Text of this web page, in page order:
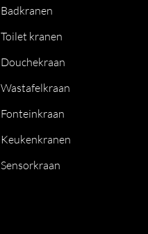
Badkranen
Toilet kranen
Douchekraan
Wastafelkraan
Fonteinkraan
Keukenkranen
Sensorkraan